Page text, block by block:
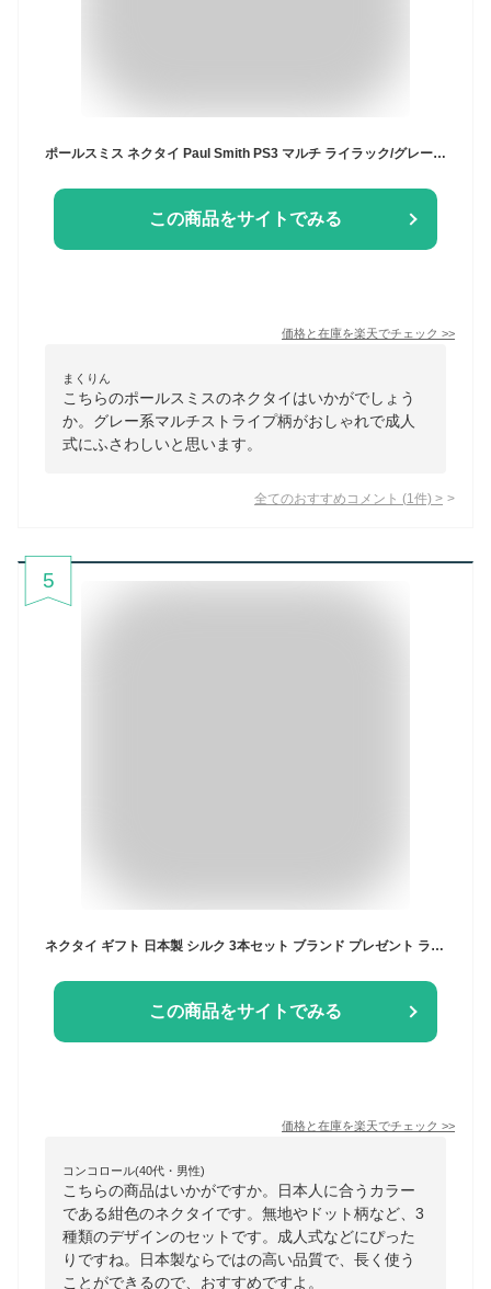
ポールスミス ネクタイ Paul Smith PS3 マルチ ライラック/グレー系マルチストライプ 8cm幅 ブランドネクタイ/高級/新作 バースデー/誕生日/お祝い クリスマス/バレンタイン/成人祝い 父の日/入社祝い/就職祝い
この商品をサイトでみる
価格と在庫を楽天でチェック >>
まくりん
こちらのポールスミスのネクタイはいかがでしょう
か。グレー系マルチストライプ柄がおしゃれで成人
式にふさわしいと思います。
全てのおすすめコメント (1 件) >
5
ネクタイ ギフト 日本製 シルク 3本セット ブランド プレゼント ラッピング付 紺縦 シルクネクタイ メンズ 男性 青 ネイビー 紺 ブルー 赤 無地 ドット ペイズリー ビジネス 結婚式 お祝い パーティ 二次会 入学式 成人式 クリスマス 卒業祝い
この商品をサイトでみる
価格と在庫を楽天でチェック >>
コンコロール(40代・男性)
こちらの商品はいかがですか。日本人に合うカラー
である紺色のネクタイです。無地やドット柄など、3
種類のデザインのセットです。成人式などにぴった
りですね。日本製ならではの高い品質で、長く使う
ことができるので、おすすめですよ。